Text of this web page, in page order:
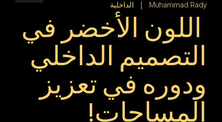
Muhammad Rady
الداخلية
اللون الأخضر في
التصميم الداخلي
ودوره في تعزيز